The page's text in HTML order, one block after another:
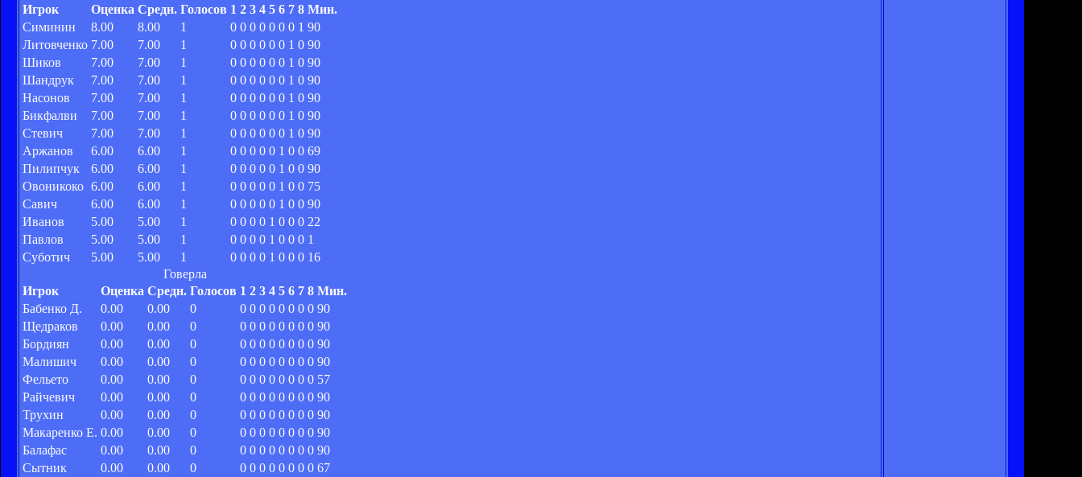
Игрок
Оценка Средн. Голосов 1 2 3 4 5 6 7 8 Мин.
Симинин
8.00 8.00 1 0 0 0 0 0 0 0 1 90
Литовченко 7.00 7.00 1 0 0 0 0 0 0 1 0 90
Шиков
7.00 7.00 1 0 0 0 0 0 0 1 0 90
Шандрук
7.00 7.00 1 0 0 0 0 0 0 1 0 90
Насонов
7.00 7.00 1 0 0 0 0 0 0 1 0 90
Бикфалви
7.00 7.00 1 0 0 0 0 0 0 1 0 90
Стевич
7.00 7.00 1 0 0 0 0 0 0 1 0 90
Аржанов
6.00 6.00 1 0 0 0 0 0 1 0 0 69
Пилипчук
6.00 6.00 1 0 0 0 0 0 1 0 0 90
Овоникоко 6.00 6.00 1 0 0 0 0 0 1 0 0 75
Савич
6.00 6.00 1 0 0 0 0 0 1 0 0 90
Иванов
5.00 5.00 1 0 0 0 0 1 0 0 0 22
Павлов
5.00 5.00 1 0 0 0 0 1 0 0 0 1
Суботич
5.00 5.00 1 0 0 0 0 1 0 0 0 16
Говерла
Игрок
Оценка Средн. Голосов 1 2 3 4 5 6 7 8 Мин.
Бабенко Д.
0.00 0.00 0 0 0 0 0 0 0 0 0 90
Щедраков
0.00 0.00 0 0 0 0 0 0 0 0 0 90
Бордиян
0.00 0.00 0 0 0 0 0 0 0 0 0 90
Малишич
0.00 0.00 0 0 0 0 0 0 0 0 0 90
Фельето
0.00 0.00 0 0 0 0 0 0 0 0 0 57
Райчевич
0.00 0.00 0 0 0 0 0 0 0 0 0 90
Трухин
0.00 0.00 0 0 0 0 0 0 0 0 0 90
Макаренко Е. 0.00 0.00 0 0 0 0 0 0 0 0 0 90
Балафас
0.00 0.00 0 0 0 0 0 0 0 0 0 90
Сытник
0.00 0.00 0 0 0 0 0 0 0 0 0 67